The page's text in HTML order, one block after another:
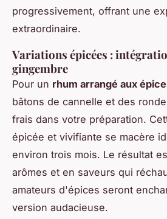
progressivement, offrant une
extraordinaire.
Variations épicées :
gingembre
Pour un rhum arrangé aux
bâtons de cannelle et des
frais dans votre préparation.
épicée et vivifiante se macère
environ trois mois. Le résultat
arômes et en saveurs qui
amateurs d'épices seront
version audacieuse.